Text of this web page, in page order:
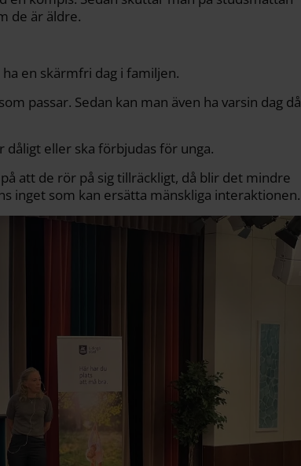
de är äldre.
en skärmfri dag i familjen.
passar. Sedan­ kan man även ha varsin dag då
eller ska förbjudas för unga.
att de rör på sig tillräckligt, då blir det mindre
inget som kan ersätta mänskliga interaktionen.